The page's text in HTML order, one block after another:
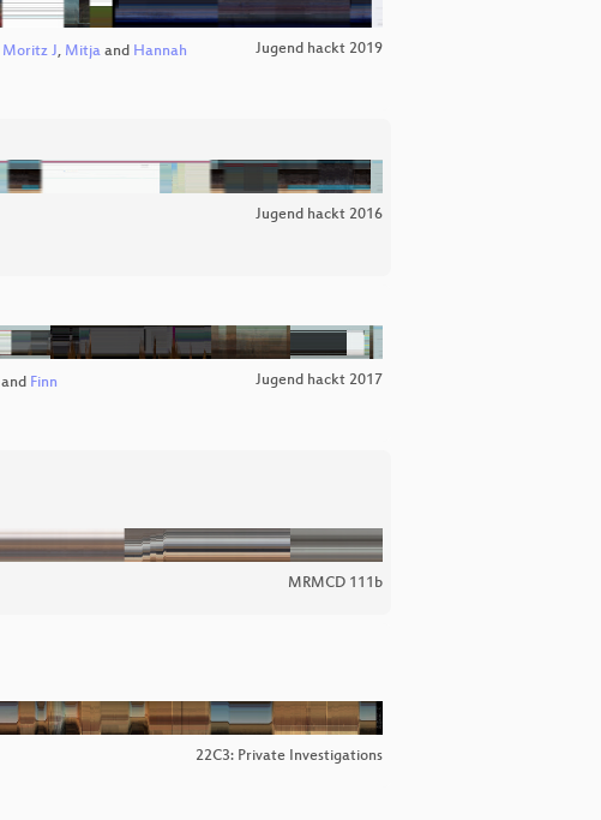
Moritz J, Mitja and Hannah Jugend hackt 2019
Jugend hackt 2016
and Finn Jugend hackt 2017
MRMCD 111b
22C3: Private Investigations